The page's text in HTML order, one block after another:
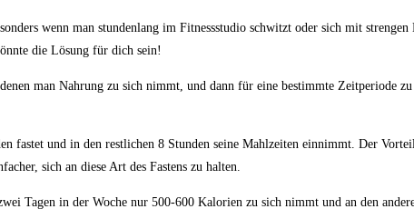
wenn man⁢ stundenlang⁢ im ⁣Fitnessstudio ‍schwitzt‍ oder‍ sich mit
‌die Lösung⁣ für ‌dich ⁣sein!
man Nahrung ‍zu sich nimmt,⁢ und dann für⁤ eine bestimmte​ Zeitperiode
fastet und in den⁢ restlichen 8⁤ Stunden⁣ seine Mahlzeiten einnimmt. Der
sich​ an diese ⁣Art ​des Fastens ‍zu halten.
Tagen in der Woche nur 500-600 Kalorien zu sich ⁣nimmt und an den